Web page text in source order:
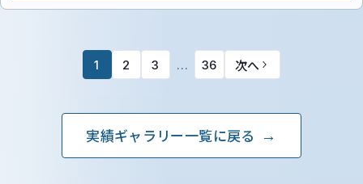
1 2 3 … 36 次へ
実績ギャラリー一覧に戻る